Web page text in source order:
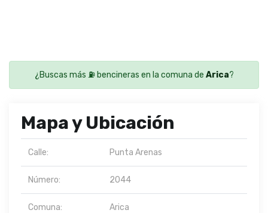
¿Buscas más ⛽ bencineras en la comuna de Arica?
Mapa y Ubicación
Calle: Punta Arenas
Número: 2044
Comuna: Arica